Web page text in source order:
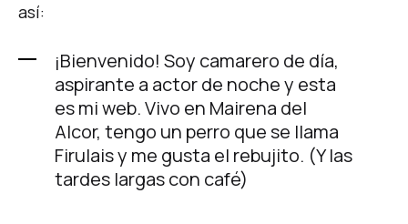
así:
¡Bienvenido! Soy camarero de día,
aspirante a actor de noche y esta
es mi web. Vivo en Mairena del
Alcor, tengo un perro que se llama
Firulais y me gusta el rebujito. (Y las
tardes largas con café)